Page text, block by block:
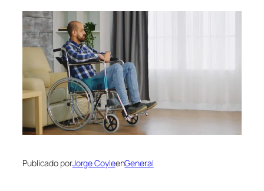
Publicado porJorge CoyleenGeneral